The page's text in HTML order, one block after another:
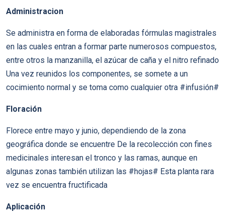
Administracion
Se administra en forma de elaboradas fórmulas magistrales
en las cuales entran a formar parte numerosos compuestos,
entre otros la manzanilla, el azúcar de caña y el nitro refinado
Una vez reunidos los componentes, se somete a un
cocimiento normal y se toma como cualquier otra #infusión#
Floración
Florece entre mayo y junio, dependiendo de la zona
geográfica donde se encuentre De la recolección con fines
medicinales interesan el tronco y las ramas, aunque en
algunas zonas también utilizan las #hojas# Esta planta rara
vez se encuentra fructificada
Aplicación